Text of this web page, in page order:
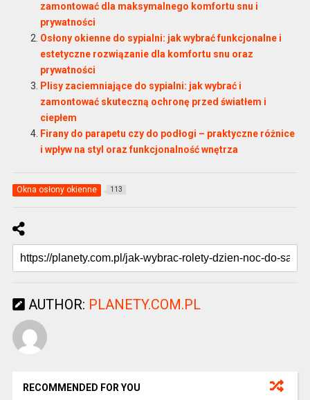
zamontować dla maksymalnego komfortu snu i
prywatności
Osłony okienne do sypialni: jak wybrać funkcjonalne i
estetyczne rozwiązanie dla komfortu snu oraz
prywatności
Plisy zaciemniające do sypialni: jak wybrać i
zamontować skuteczną ochronę przed światłem i
ciepłem
Firany do parapetu czy do podłogi – praktyczne różnice
i wpływ na styl oraz funkcjonalność wnętrza
Okna osłony okienne 113
AUTHOR: PLANETY.COM.PL
RECOMMENDED FOR YOU